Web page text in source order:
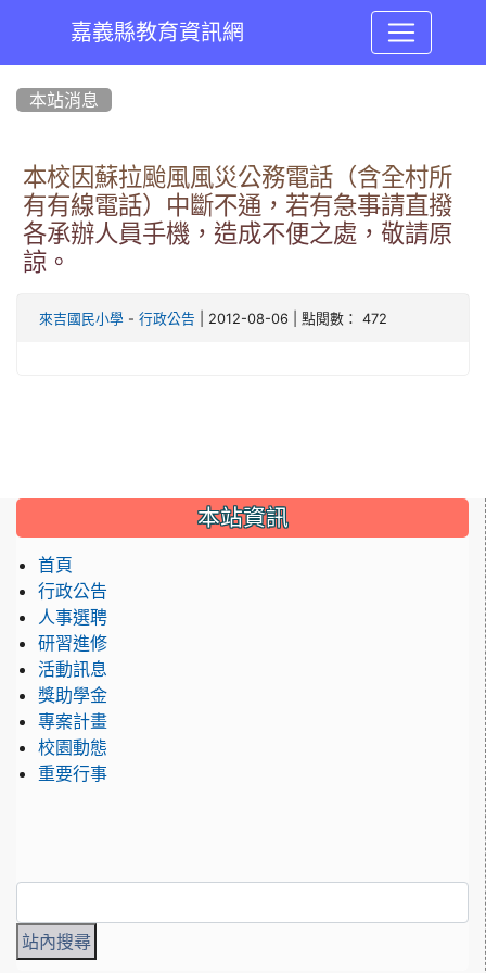
嘉義縣教育資訊網
本站消息
本校因蘇拉颱風風災公務電話（含全村所
有有線電話）中斷不通，若有急事請直撥
各承辦人員手機，造成不便之處，敬請原
諒。
來吉國民小學 - 行政公告 | 2012-08-06 | 點閱數： 472
::: 本站資訊
首頁
行政公告
人事選聘
研習進修
活動訊息
獎助學金
專案計畫
校園動態
重要行事